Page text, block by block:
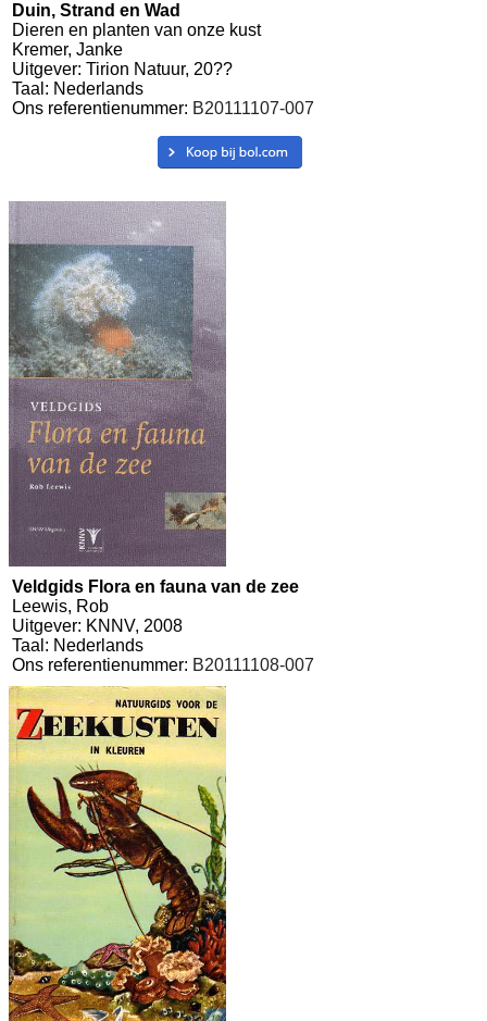
Duin, Strand en Wad
Dieren en planten van onze kust
Kremer, Janke
Uitgever: Tirion Natuur, 20??
Taal: Nederlands
Ons referentienummer: B20111107-007
Veldgids Flora en fauna van de zee
Leewis, Rob
Uitgever: KNNV, 2008
Taal: Nederlands
Ons referentienummer: B20111108-007